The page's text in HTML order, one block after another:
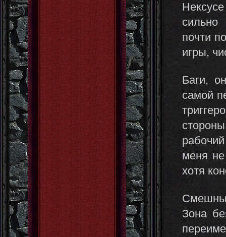
почти
игры,
Баги,
самой
меня
хотя
Зона